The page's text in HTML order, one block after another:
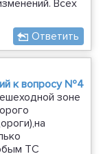
Всех
Ответить
к вопросу №4
зоне
ТС